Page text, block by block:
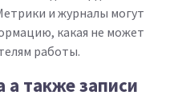
и журналы могут
какая не может
работы.
а также записи